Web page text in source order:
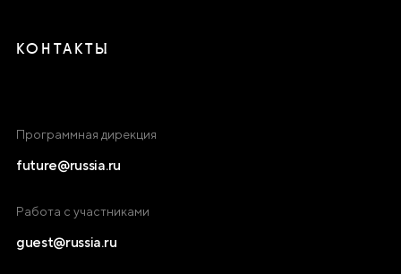
КОНТАКТЫ
Программная дирекция
future@russia.ru
Работа с участниками
guest@russia.ru